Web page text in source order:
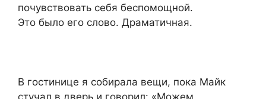
почувствовать себя беспомощной.
Это было его слово. Драматичная.
В гостинице я собирала вещи, пока Майк